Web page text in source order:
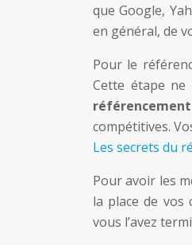
que Google,
en général, de
Pour le
Cette étape
compétitives.
Les secrets du
Pour avoir les
la place de vos
vous l’avez